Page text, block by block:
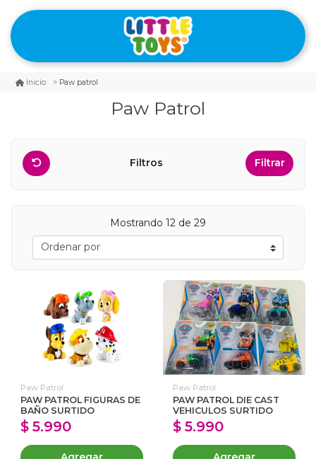
Inicio Paw patrol
Paw Patrol
Filtros Filtrar
Mostrando 12 de 29
Paw Patrol
PAW PATROL FIGURAS DE
BAÑO SURTIDO
$ 5.990
Paw Patrol
PAW PATROL DIE CAST
VEHICULOS SURTIDO
$ 5.990